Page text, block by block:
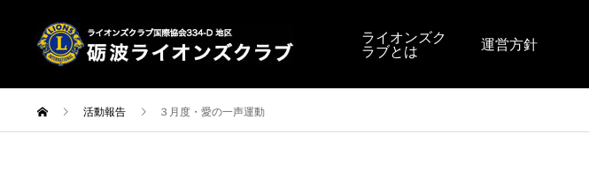
ライオンズク
ラブとは 運営方針
活動報告 ３月度・愛の一声運動